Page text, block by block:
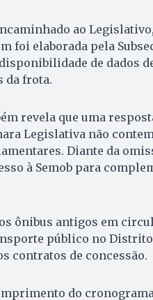
ao
foi elaborada pela
de dados
da frota.
revela que uma
Legislativa não
Diante da
à Semob para
ônibus antigos em
público no
contratos de concessão.
do